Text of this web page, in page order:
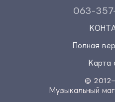
063-
Полная
Карта
©
Музыкальный